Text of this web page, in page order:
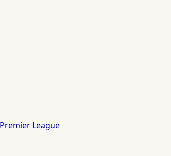
Premier League